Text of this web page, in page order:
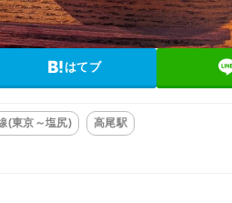
はてブ
(東京～塩尻) 高尾駅